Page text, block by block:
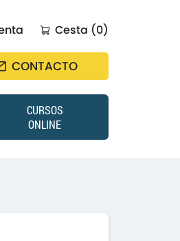
Cesta (0)
CONTACTO
CURSOS
ONLINE